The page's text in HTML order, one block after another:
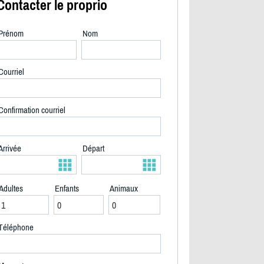
le proprio
Nom
courriel
Départ
Enfants Animaux